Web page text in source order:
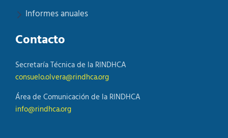
Informes anuales
Contacto
Secretaría Técnica de la RINDHCA
consuelo.olvera@rindhca.org
Área de Comunicación de la RINDHCA
info@rindhca.org